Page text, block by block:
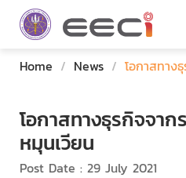
Home / News / โอกาสทาง
โอกาสทางธุรกิจจา
หมุนเวียน
Post Date : 29 July 2021